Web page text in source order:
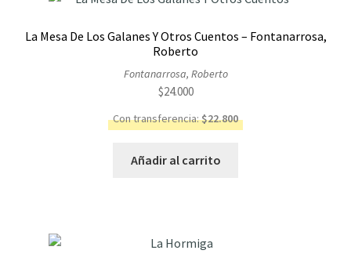
La Mesa De Los Galanes Y Otros Cuentos – Fontanarrosa,
Roberto
Fontanarrosa, Roberto
$24.000
Con transferencia:$22.800
Añadir al carrito